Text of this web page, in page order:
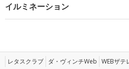
イルミネーション
レタスクラブ ダ・ヴィンチWeb WEBザテ